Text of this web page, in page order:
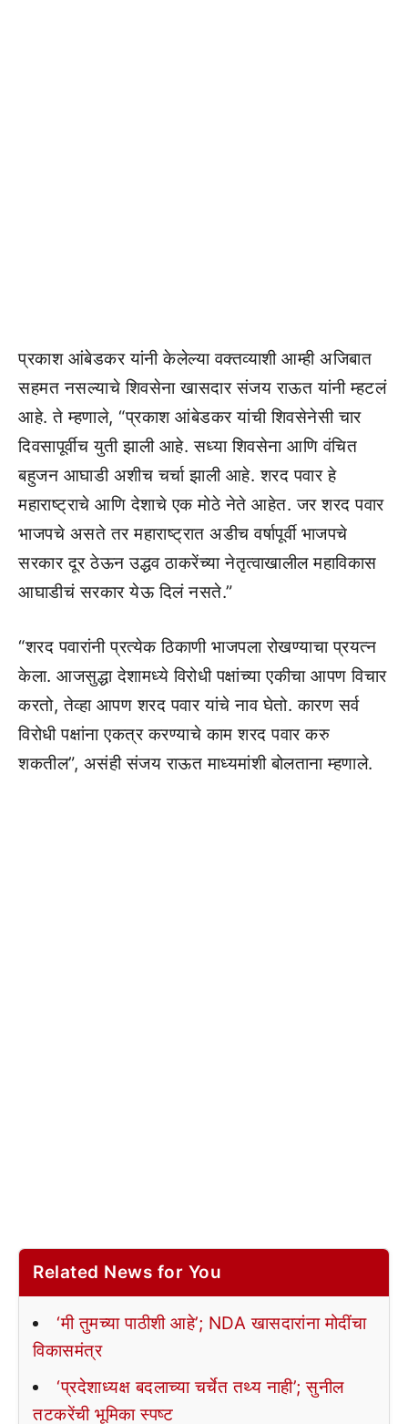
प्रकाश आंबेडकर यांनी केलेल्या वक्तव्याशी आम्ही अजिबात
सहमत नसल्याचे शिवसेना खासदार संजय राऊत यांनी म्हटलं
आहे. ते म्हणाले, “प्रकाश आंबेडकर यांची शिवसेनेसी चार
दिवसापूर्वीच युती झाली आहे. सध्या शिवसेना आणि वंचित
बहुजन आघाडी अशीच चर्चा झाली आहे. शरद पवार हे
महाराष्ट्राचे आणि देशाचे एक मोठे नेते आहेत. जर शरद पवार
भाजपचे असते तर महाराष्ट्रात अडीच वर्षापूर्वी भाजपचे
सरकार दूर ठेऊन उद्धव ठाकरेंच्या नेतृत्वाखालील महाविकास
आघाडीचं सरकार येऊ दिलं नसते.”
“शरद पवारांनी प्रत्येक ठिकाणी भाजपला रोखण्याचा प्रयत्न
केला. आजसुद्धा देशामध्ये विरोधी पक्षांच्या एकीचा आपण विचार
करतो, तेव्हा आपण शरद पवार यांचे नाव घेतो. कारण सर्व
विरोधी पक्षांना एकत्र करण्याचे काम शरद पवार करु
शकतील”, असंही संजय राऊत माध्यमांशी बोलताना म्हणाले.
Related News for You
‘मी तुमच्या पाठीशी आहे’; NDA खासदारांना मोदींचा
विकासमंत्र
‘प्रदेशाध्यक्ष बदलाच्या चर्चेत तथ्य नाही’; सुनील
तटकरेंची भूमिका स्पष्ट